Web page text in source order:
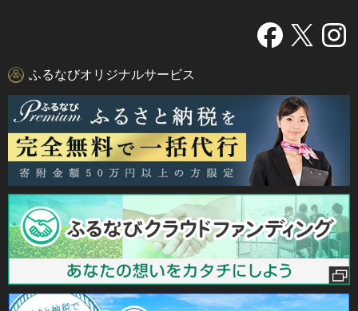
ふるなびオリジナルサービス